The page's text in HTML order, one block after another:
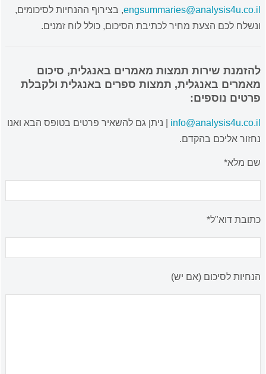
engsummaries@analysis4u.co.il, בצירוף ההנחיות לסיכומים,
ונשלח לכם הצעת מחיר לכתיבת הסיכום, כולל לוח זמנים.
להזמנת שירות תמצות מאמרים באנגלית, סיכום
מאמרים באנגלית, תמצות ספרים באנגלית ולקבלת
פרטים נוספים:
info@analysis4u.co.il | ניתן גם להשאיר פרטים בטופס הבא ואנו
נחזור אליכם בהקדם.
שם מלא*
כתובת דוא"ל*
הנחיות לסיכום (אם יש)